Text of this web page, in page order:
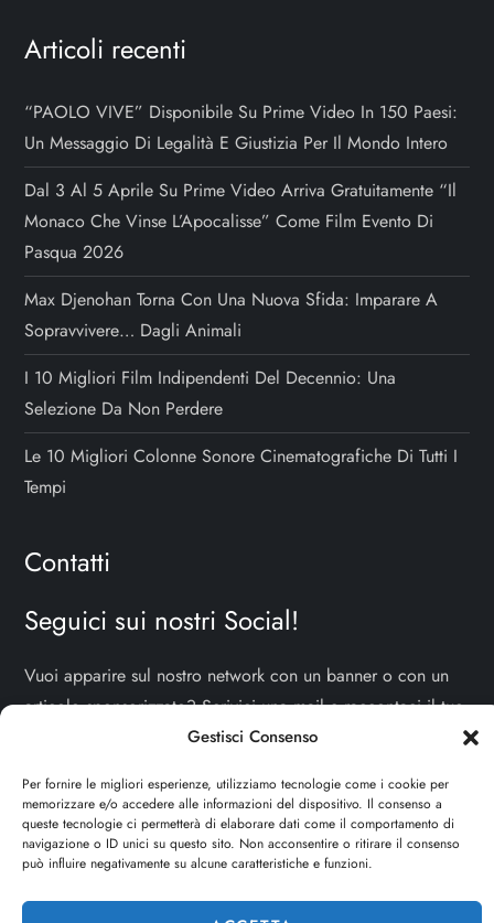
Gestisci Consenso
Per fornire le migliori esperienze, utilizziamo tecnologie come i cookie per
memorizzare e/o accedere alle informazioni del dispositivo. Il consenso a
queste tecnologie ci permetterà di elaborare dati come il comportamento di
navigazione o ID unici su questo sito. Non acconsentire o ritirare il consenso
può influire negativamente su alcune caratteristiche e funzioni.
c
l
i
Articoli recenti
“PAOLO VIVE” Disponibile Su Prime Video In 150 Paesi:
Un Messaggio Di Legalità E Giustizia Per Il Mondo Intero
Dal 3 Al 5 Aprile Su Prime Video Arriva Gratuitamente “Il
Monaco Che Vinse L’Apocalisse” Come Film Evento Di
Pasqua 2026
Max Djenohan Torna Con Una Nuova Sfida: Imparare A
Sopravvivere… Dagli Animali
I 10 Migliori Film Indipendenti Del Decennio: Una
Selezione Da Non Perdere
Le 10 Migliori Colonne Sonore Cinematografiche Di Tutti I
Tempi
Contatti
Seguici sui nostri Social!
Vuoi apparire sul nostro network con un banner o con un
articolo sponsorizzato? Scrivici una mail e raccontaci il tuo
TI ASPETTIAMO!
info e contatti:staff@dojoblog.it
dojouomo.it è un progetto facente parte del network
dojoblog.it di proprietà dellaReadMore ADV
legale in Via delle Sirene 34 - Roma - P.iva: